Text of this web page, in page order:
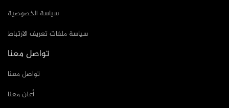
سياسة الخصوصية
سياسة ملفات تعريف الارتباط
تواصل معنا
تواصل معنا
أعلن معنا